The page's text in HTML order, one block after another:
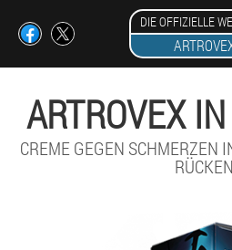
DIE OFFIZIELLE
ARTROVEX
CREME GEGEN SCHMERZEN
RÜCKEN